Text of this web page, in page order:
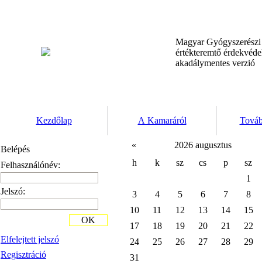
Magyar
értékteremtő
akadálymentes verzió
Kezdőlap A Kamaráról
Belépés
Felhasználónév:
Jelszó:
Elfelejtett jelszó
Regisztráció
OK
«
2026 augusztus
h
k sz cs p
sz
1
3
4 5 6 7
8
10
11 12 13 14
15
17
18 19 20 21
22
24
25 26 27 28
29
31